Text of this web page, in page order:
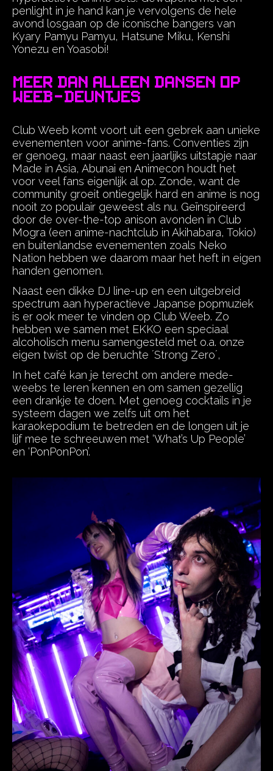
penlight in je hand kan je vervolgens de hele
avond losgaan op de iconische bangers van
Kyary Pamyu Pamyu, Hatsune Miku, Kenshi
Yonezu en Yoasobi!
Meer dan alleen dansen op
weeb-deuntjes
Club Weeb komt voort uit een gebrek aan unieke
evenementen voor anime-fans. Conventies zijn
er genoeg, maar naast een jaarlijks uitstapje naar
Made in Asia, Abunai en Animecon houdt het
voor veel fans eigenlijk al op. Zonde, want de
community groeit ontiegelijk hard en anime is nog
nooit zo populair geweest als nu. Geïnspireerd
door de over-the-top anison avonden in Club
Mogra (een anime-nachtclub in Akihabara, Tokio)
en buitenlandse evenementen zoals Neko
Nation hebben we daarom maar het heft in eigen
handen genomen.
Naast een dikke DJ line-up en een uitgebreid
spectrum aan hyperactieve Japanse popmuziek
is er ook meer te vinden op Club Weeb. Zo
hebben we samen met EKKO een speciaal
alcoholisch menu samengesteld met o.a. onze
eigen twist op de beruchte ´Strong Zero´,
In het café kan je terecht om andere mede-
weebs te leren kennen en om samen gezellig
een drankje te doen. Met genoeg cocktails in je
systeem dagen we zelfs uit om het
karaokepodium te betreden en de longen uit je
lijf mee te schreeuwen met ‘What’s Up People’
en ‘PonPonPon’.